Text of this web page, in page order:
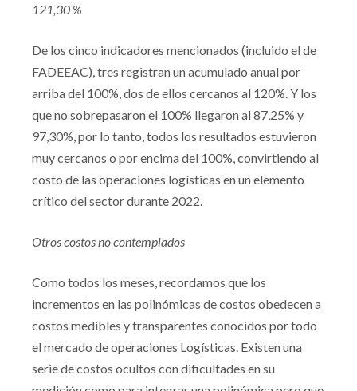
121,30 %
De los cinco indicadores mencionados (incluido el de
FADEEAC), tres registran un acumulado anual por
arriba del 100%, dos de ellos cercanos al 120%. Y los
que no sobrepasaron el 100% llegaron al 87,25% y
97,30%, por lo tanto, todos los resultados estuvieron
muy cercanos o por encima del 100%, convirtiendo al
costo de las operaciones logísticas en un elemento
crítico del sector durante 2022.
Otros costos no contemplados
Como todos los meses, recordamos que los
incrementos en las polinómicas de costos obedecen a
costos medibles y transparentes conocidos por todo
el mercado de operaciones Logísticas. Existen una
serie de costos ocultos con dificultades en su